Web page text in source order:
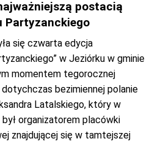
postacią
Partyzanckiego
się czwarta edycja
w Jeziórku w gminie
momentem tegorocznej
bezimiennej polanie
Latalskiego, który w
organizatorem placówki
znajdującej się w tamtejszej